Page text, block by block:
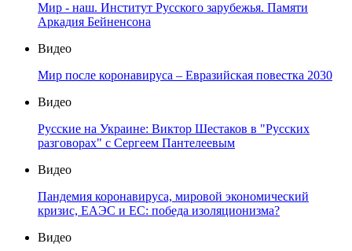
Мир - наш. Институт Русского зарубежья. Памяти
Аркадия Бейненсона
Видео
Мир после коронавируса – Евразийская повестка 2030
Видео
Русские на Украине: Виктор Шестаков в "Русских
разговорах" с Сергеем Пантелеевым
Видео
Пандемия коронавируса, мировой экономический
кризис, ЕАЭС и ЕС: победа изоляционизма?
Видео